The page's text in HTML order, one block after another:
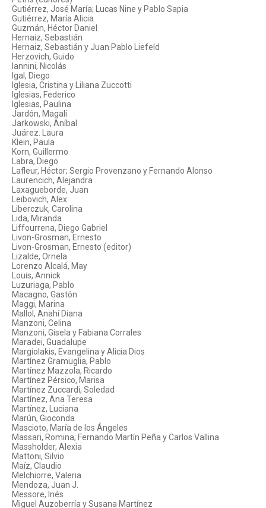
Gutiérrez, José María; Lucas Nine y Pablo Sapia
Gutiérrez, María Alicia
Guzmán, Héctor Daniel
Hernaiz, Sebastián
Hernaiz, Sebastián y Juan Pablo Liefeld
Herzovich, Guido
Iannini, Nicolás
Igal, Diego
Iglesia, Cristina y Liliana Zuccotti
Iglesias, Federico
Iglesias, Paulina
Jardón, Magalí
Jarkowski, Aníbal
Juárez. Laura
Klein, Paula
Korn, Guillermo
Labra, Diego
Lafleur, Héctor; Sergio Provenzano y Fernando Alonso
Laurencich, Alejandra
Laxagueborde, Juan
Leibovich, Alex
Liberczuk, Carolina
Lida, Miranda
Liffourrena, Diego Gabriel
Livon-Grosman, Ernesto
Livon-Grosman, Ernesto (editor)
Lizalde, Ornela
Lorenzo Alcalá, May
Louis, Annick
Luzuriaga, Pablo
Macagno, Gastón
Maggi, Marina
Mallol, Anahí Diana
Manzoni, Celina
Manzoni, Gisela y Fabiana Corrales
Maradei, Guadalupe
Margiolakis, Evangelina y Alicia Dios
Martínez Gramuglia, Pablo
Martínez Mazzola, Ricardo
Martínez Pérsico, Marisa
Martínez Zuccardi, Soledad
Martínez, Ana Teresa
Martínez, Luciana
Marún, Gioconda
Mascioto, María de los Ángeles
Massari, Romina; Fernando Martín Peña y Carlos Vallina
Massholder, Alexia
Mattoni, Silvio
Maíz, Claudio
Melchiorre, Valeria
Mendoza, Juan J.
Messore, Inés
Miguel Auzoberría y Susana Martínez